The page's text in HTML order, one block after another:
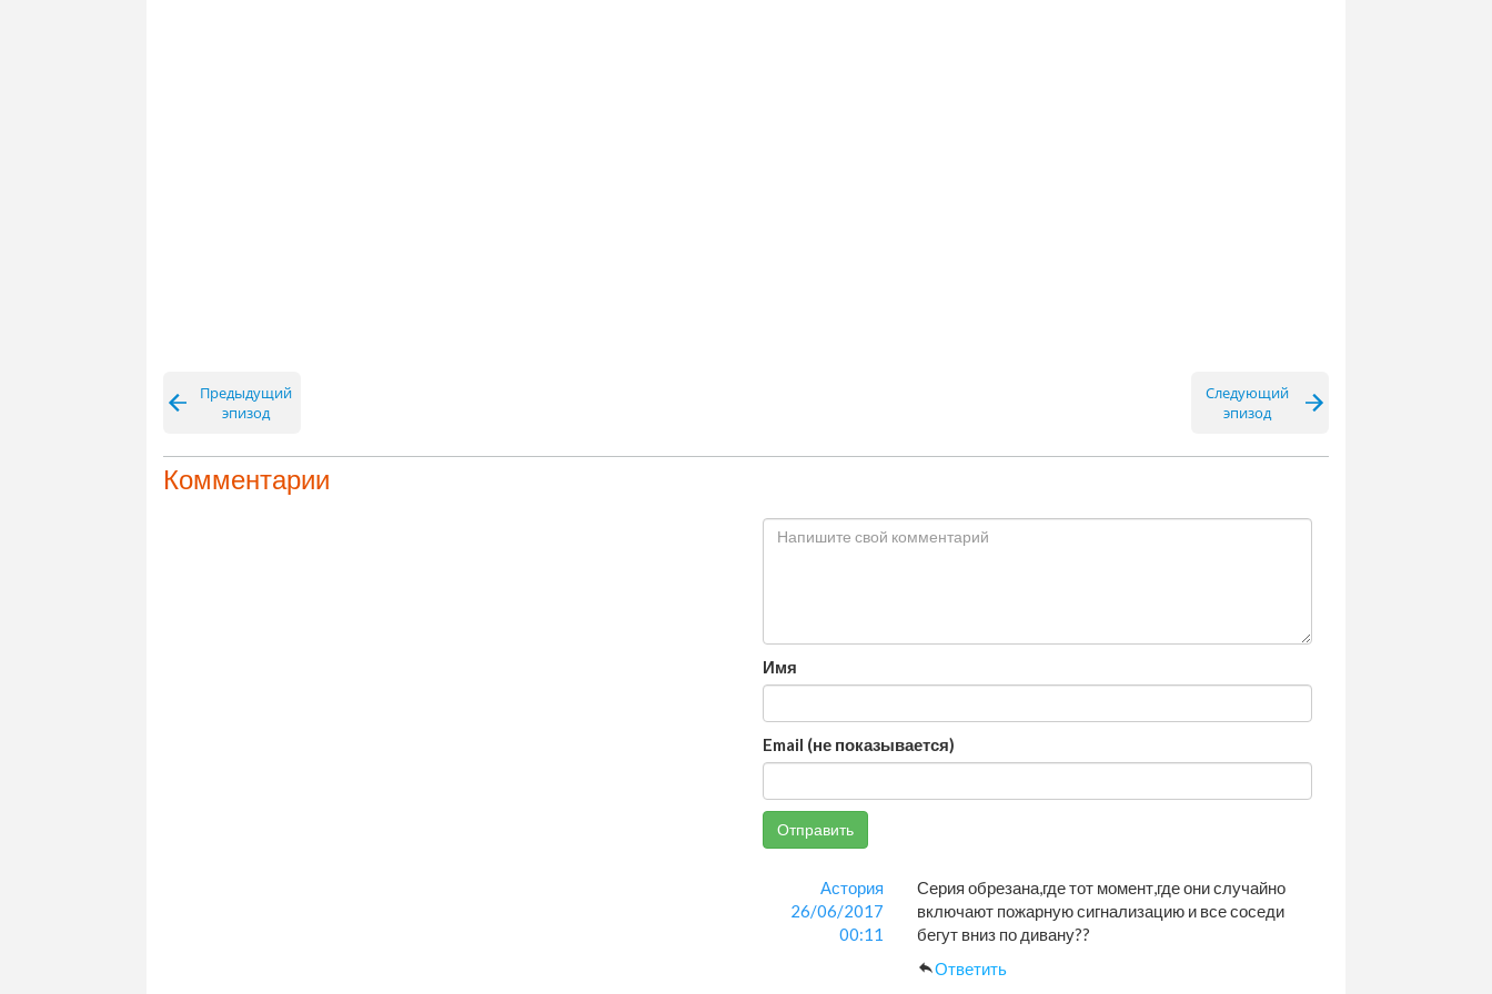
Предыдущий
эпизод
Следующий
эпизод
Комментарии
Имя
Email (не показывается)
Отправить
Астория
26/06/2017
00:11
Серия обрезана,где тот момент,где они случайно
включают пожарную сигнализацию и все соседи
бегут вниз по дивану??
Ответить